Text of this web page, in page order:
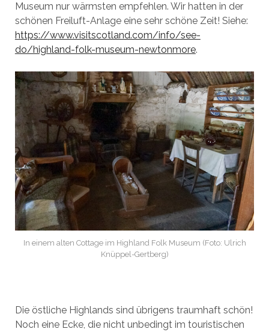
Museum nur wärmsten empfehlen. Wir hatten in der
schönen Freiluft-Anlage eine sehr schöne Zeit! Siehe:
https://www.visitscotland.com/info/see-
do/highland-folk-museum-newtonmore.
In einem alten Cottage im Highland Folk Museum (Foto: Ulrich
Knüppel-Gertberg)
Die östliche Highlands sind übrigens traumhaft schön!
Noch eine Ecke, die nicht unbedingt im touristischen